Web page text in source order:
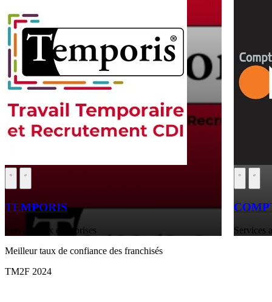
TEMPORIS
Services aux entreprises
Meilleur taux de confiance des franchisés
TM2F 2024
Services